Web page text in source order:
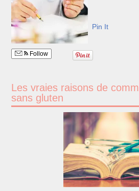
Pin It
Follow
Les vraies raisons de
sans gluten